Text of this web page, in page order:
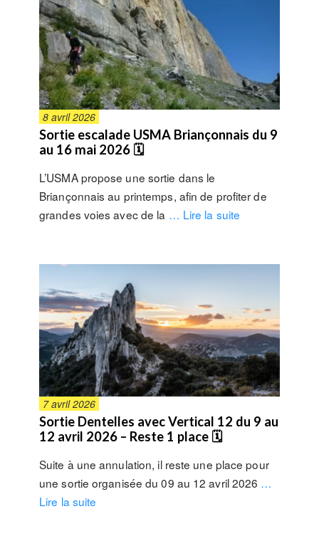
8 avril 2026
Sortie escalade USMA Briançonnais du 9
au 16 mai 2026 🗓
L’USMA propose une sortie dans le
Briançonnais au printemps, afin de profiter de
grandes voies avec de la … Lire la suite
7 avril 2026
Sortie Dentelles avec Vertical 12 du 9 au
12 avril 2026 – Reste 1 place 🗓
Suite à une annulation, il reste une place pour
une sortie organisée du 09 au 12 avril 2026 …
Lire la suite